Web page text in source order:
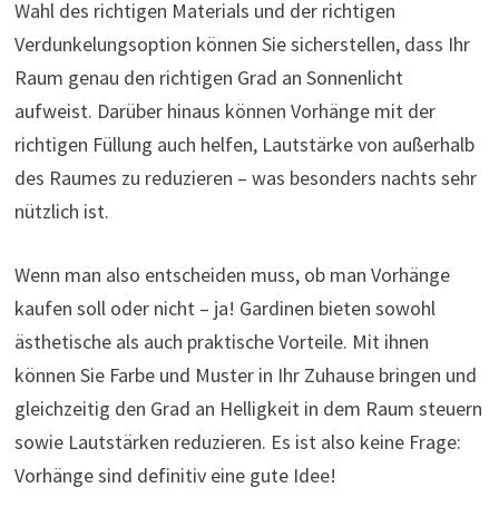
Wahl des richtigen Materials und der richtigen
Verdunkelungsoption können Sie sicherstellen, dass Ihr
Raum genau den richtigen Grad an Sonnenlicht
aufweist. Darüber hinaus können Vorhänge mit der
richtigen Füllung auch helfen, Lautstärke von außerhalb
des Raumes zu reduzieren – was besonders nachts sehr
nützlich ist.
Wenn man also entscheiden muss, ob man Vorhänge
kaufen soll oder nicht – ja! Gardinen bieten sowohl
ästhetische als auch praktische Vorteile. Mit ihnen
können Sie Farbe und Muster in Ihr Zuhause bringen und
gleichzeitig den Grad an Helligkeit in dem Raum steuern
sowie Lautstärken reduzieren. Es ist also keine Frage:
Vorhänge sind definitiv eine gute Idee!